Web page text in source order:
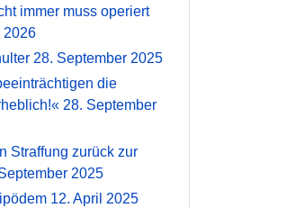
immer muss operiert
2026
28. September 2025
die
28. September
Straffung zurück zur
2025
12. April 2025